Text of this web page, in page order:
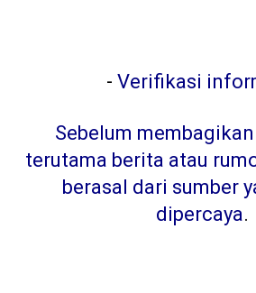
- Verifikasi
Sebelum
terutama berita atau
berasal dari sumber
dipercaya.